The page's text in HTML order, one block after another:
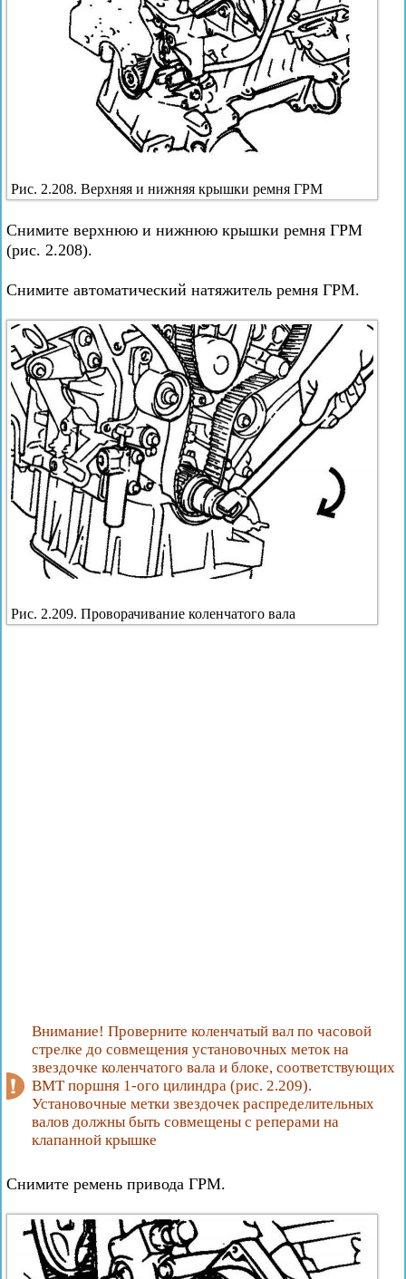
Рис. 2.208. Верхняя и нижняя крышки ремня ГРМ
Снимите верхнюю и нижнюю крышки ремня ГРМ
(рис. 2.208).
Снимите автоматический натяжитель ремня ГРМ.
Рис. 2.209. Проворачивание коленчатого вала
Внимание! Проверните коленчатый вал по часовой
стрелке до совмещения установочных меток на
звездочке коленчатого вала и блоке, соответствующих
ВМТ поршня 1-ого цилиндра (рис. 2.209).
Установочные метки звездочек распределительных
валов должны быть совмещены с реперами на
клапанной крышке
Снимите ремень привода ГРМ.